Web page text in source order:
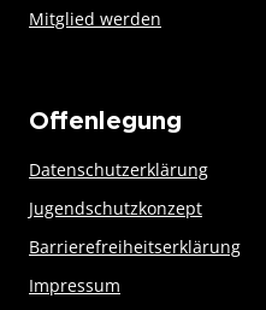
Mitglied werden
Offenlegung
Datenschutzerklärung
Jugendschutzkonzept
Barrierefreiheitserklärung
Impressum